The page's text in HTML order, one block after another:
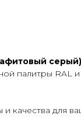
серый)
палитры RAL и
качества для